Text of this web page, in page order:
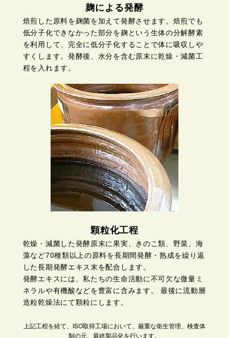
麹による発酵
焙煎した原料を麹菌を加えて発酵させます。焙煎でも
低分子化できなかった部分を麹という生体の分解酵素
を利用して、完全に低分子化することで体に吸収しや
すくします。発酵後、水分を含む原末に乾燥・減菌工
程を入れます。
顆粒化工程
乾燥・減菌した発酵原末に果実、きのこ類、野菜、海
藻など70種類以上の原料を長期間発酵・熟成を繰り返
した長期発酵エキス末を配合します。
発酵エキスには、私たちの生命活動に不可欠な微量ミ
ネラルや有機酸などを豊富に含みます。 最後に流動層
造粒乾燥法にて顆粒にします。
上記工程を経て、ISO取得工場において、厳重な衛生管理、検査体
制の元、最終製品化を行います。